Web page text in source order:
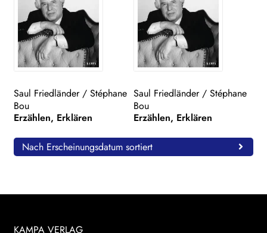
Saul Friedländer/ Stéphane
Bou
Erzählen, Erklären
Saul Friedländer/ Stéphane
Bou
Erzählen, Erklären
Nach Erscheinungsdatum sortiert
KAMPA VERLAG